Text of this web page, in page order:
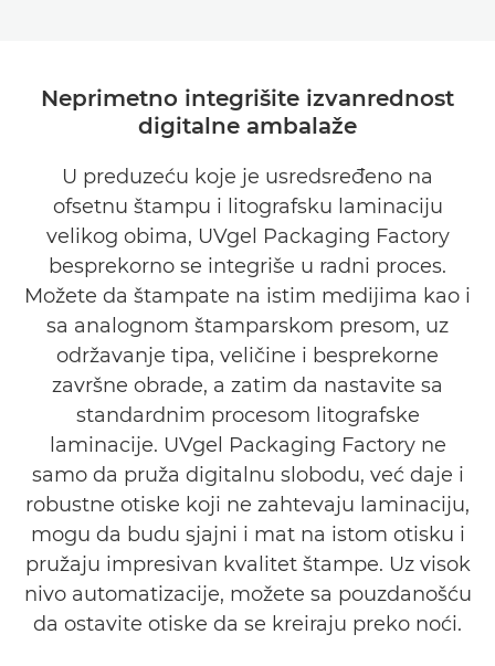
Neprimetno integrišite izvanrednost
digitalne ambalaže
U preduzeću koje je usredsređeno na
ofsetnu štampu i litografsku laminaciju
velikog obima, UVgel Packaging Factory
besprekorno se integriše u radni proces.
Možete da štampate na istim medijima kao i
sa analognom štamparskom presom, uz
održavanje tipa, veličine i besprekorne
završne obrade, a zatim da nastavite sa
standardnim procesom litografske
laminacije. UVgel Packaging Factory ne
samo da pruža digitalnu slobodu, već daje i
robustne otiske koji ne zahtevaju laminaciju,
mogu da budu sjajni i mat na istom otisku i
pružaju impresivan kvalitet štampe. Uz visok
nivo automatizacije, možete sa pouzdanošću
da ostavite otiske da se kreiraju preko noći.